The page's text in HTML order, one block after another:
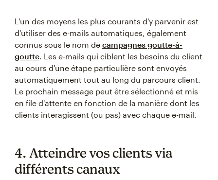
L'un des moyens les plus courants d'y parvenir est
d'utiliser des e-mails automatiques, également
connus sous le nom de campagnes goutte-à-
goutte . Les e-mails qui ciblent les besoins du client
au cours d'une étape particulière sont envoyés
automatiquement tout au long du parcours client.
Le prochain message peut être sélectionné et mis
en file d'attente en fonction de la manière dont les
clients interagissent (ou pas) avec chaque e-mail.
4. Atteindre vos clients via
différents canaux